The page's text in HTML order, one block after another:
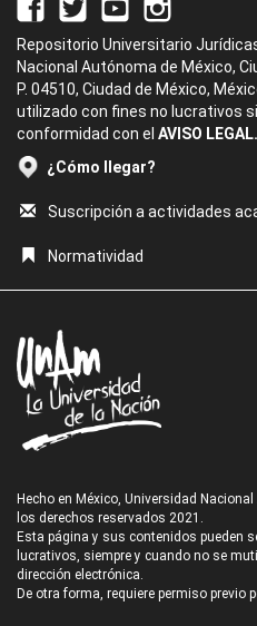
Repositorio Universitario
Nacional Autónoma de México,
P. 04510, Ciudad de México,
utilizado con fines no lucrativos
conformidad con el AVISO LEGAL.
¿Cómo llegar?
Suscripción a actividades
Normatividad
Hecho en México, Universidad
los derechos reservados 2021.
Esta página y sus contenidos pueden
lucrativos, siempre y cuando no se
dirección electrónica.
De otra forma, requiere permiso previo